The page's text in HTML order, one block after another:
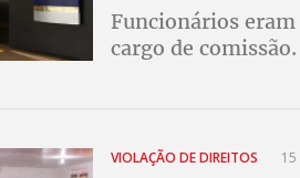
Funcionários eram
cargo de
VIOLAÇÃO DE DIREITOS 15